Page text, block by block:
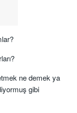
ne demek ya
gibi